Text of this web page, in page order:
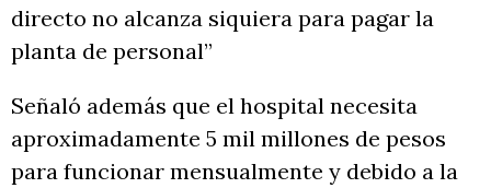
directo no alcanza siquiera para pagar la
planta de personal”
Señaló además que el hospital necesita
aproximadamente 5 mil millones de pesos
para funcionar mensualmente y debido a la